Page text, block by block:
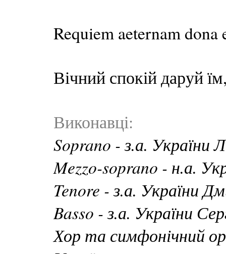
Requiem aeternam dona
Вічний спокій даруй
Виконавці:
Soprano - з.а.
Mezzo-soprano - н.а.
Tenore - з.а. України
Basso - з.а. України
Хор та симфонічний